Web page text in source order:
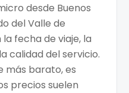
desde Buenos
del Valle de
fecha de viaje, la
calidad del servicio.
más barato, es
precios suelen